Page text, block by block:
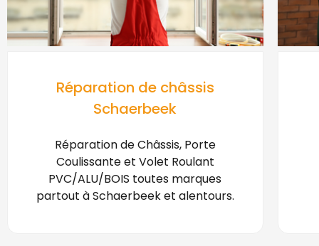
Réparation de châssis
Schaerbeek
Réparation de Châssis, Porte
Coulissante et Volet Roulant
PVC/ALU/BOIS toutes marques
partout à Schaerbeek et alentours.